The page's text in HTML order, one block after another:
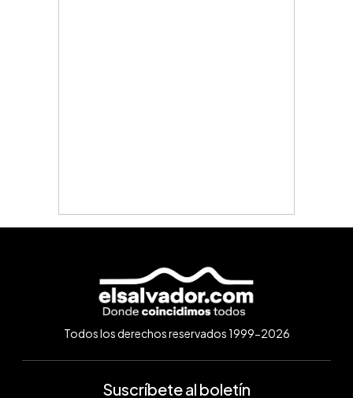
Todos los derechos reservados 1999-2026
Suscríbete al boletín